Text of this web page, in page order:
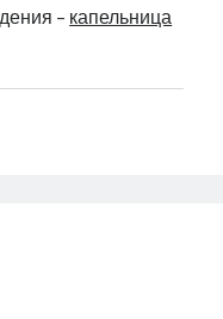
– капельница